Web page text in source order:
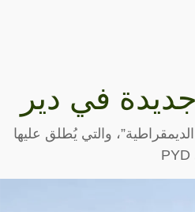
في دير
والتي يُطلق عليها